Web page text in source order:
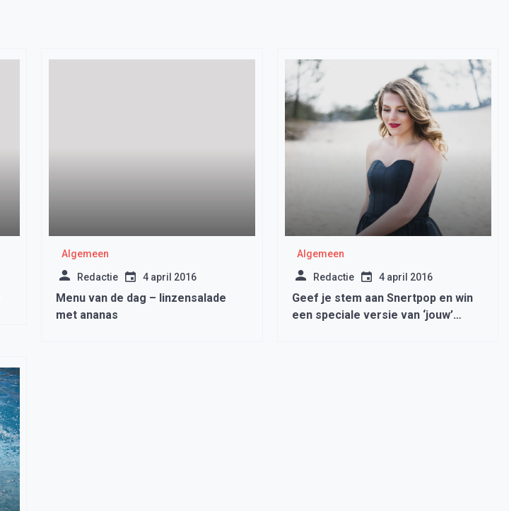
Algemeen
Redactie 4 april 2016
Menu van de dag – linzensalade
met ananas
Algemeen
Redactie 4 april 2016
Geef je stem aan Snertpop en win
een speciale versie van ‘jouw’